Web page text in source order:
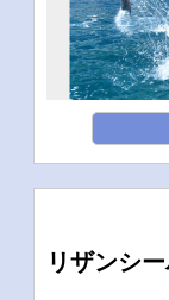
リザンシ